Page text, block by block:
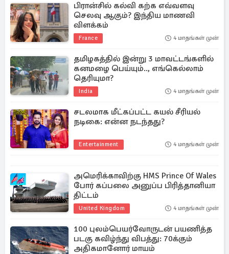
பிரான்சில் கல்வி கற்க எவ்வளவு
செலவு ஆகும்? இந்திய மாணவி
விளக்கம்
France 4 மாதங்கள் முன்
தமிழகத்தில் இன்று 3 மாவட்டங்களில்
கனமழை பெய்யும்.., எங்கெல்லாம்
தெரியுமா?
India 4 மாதங்கள் முன்
சடலமாக மீட்கப்பட்ட கயல் சீரியல்
நடிகை: என்ன நடந்தது?
Entertainment 4 மாதங்கள் முன்
அமெரிக்காவிற்கு HMS Prince Of Wales
போர் கப்பலை அனுப்ப பிரித்தானியா
திட்டம்
United Kingdom 4 மாதங்கள் முன்
100 புலம்பெயர்வோருடன் பயணித்த
படகு கவிழ்ந்து விபத்து: 70க்கும்
அதிகமானோர் மாயம்